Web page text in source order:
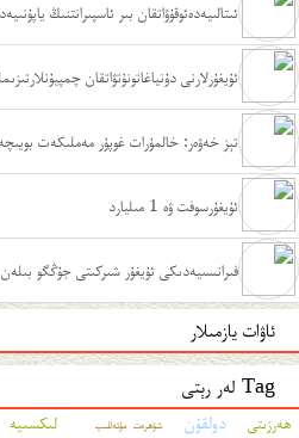
ﺋﯩﺘﺎﻟﯩﻴﻪﺩﻩﺋﻮﻗﯘﯞﺍﺗﻘﺎﻥ ﺑﯩﺮ ﺋﺎﺳﭙﯩﺮﺍﻧﺘﻨﯩﯔ
ئۇيغۇرلارنى دۇنياغاتونۇتۋاتقان
تېز خەۋەر: خالمۇرات غوپۇر مەملىكەت
ئۇيغۇرسوفت ۋە 1 مىليارد
ﻓﯩﺮﺍﻧﺴﯩﻴﻪﺩﯨﻜﻰ ﺋﯘﻳﻐﯘﺭ ﺷﯩﺮﻛﯩﺘﻰ ﺟﯘﯕﮕﻮ ﺑﯩﻠﻪﻥ
ئاۋات يازمىلار
Tag لەر رېتى
ھەرزىتى دولقۇن شۆھرەت مۇتەللىپ لىكسىيە